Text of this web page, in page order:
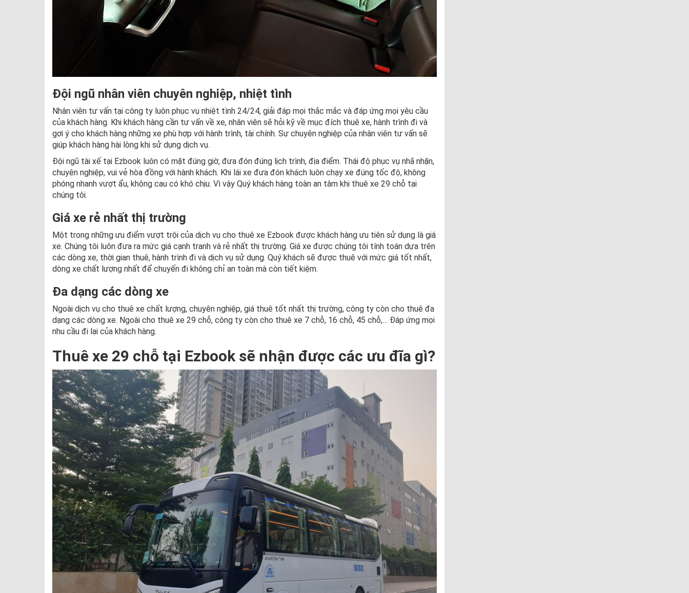
Đội ngũ nhân viên chuyên nghiệp, nhiệt tình
Nhân viên tư vấn tại công ty luôn phục vụ nhiệt tình 24/24, giải đáp mọi thắc mắc và đáp ứng mọi yêu cầu
của khách hàng. Khi khách hàng cần tư vấn về xe, nhân viên sẽ hỏi kỹ về mục đích thuê xe, hành trình đi và
gợi ý cho khách hàng những xe phù hợp với hành trình, tài chính. Sự chuyên nghiệp của nhân viên tư vấn sẽ
giúp khách hàng hài lòng khi sử dụng dịch vụ.
Đội ngũ tài xế tại Ezbook luôn có mặt đúng giờ, đưa đón đúng lịch trình, địa điểm. Thái độ phục vụ nhã nhặn,
chuyên nghiệp, vui vẻ hòa đồng với hành khách. Khi lái xe đưa đón khách luôn chạy xe đúng tốc độ, không
phóng nhanh vượt ẩu, không cau có khó chịu. Vì vậy Quý khách hàng toàn an tâm khi thuê xe 29 chỗ tại
chúng tôi.
Giá xe rẻ nhất thị trường
Một trong những ưu điểm vượt trội của dịch vụ cho thuê xe Ezbook được khách hàng ưu tiên sử dụng là giá
xe. Chúng tôi luôn đưa ra mức giá cạnh tranh và rẻ nhất thị trường. Giá xe được chúng tôi tính toán dựa trên
các dòng xe, thời gian thuê, hành trình đi và dịch vụ sử dụng. Quý khách sẽ được thuê với mức giá tốt nhất,
dòng xe chất lượng nhất để chuyến đi không chỉ an toàn mà còn tiết kiệm.
Đa dạng các dòng xe
Ngoài dịch vụ cho thuê xe chất lượng, chuyên nghiệp, giá thuê tốt nhất thị trường, công ty còn cho thuê đa
dạng các dòng xe. Ngoài cho thuê xe 29 chỗ, công ty còn cho thuê xe 7 chỗ, 16 chỗ, 45 chỗ,… Đáp ứng mọi
nhu cầu đi lại của khách hàng.
Thuê xe 29 chỗ tại Ezbook sẽ nhận được các ưu đĩa gì?